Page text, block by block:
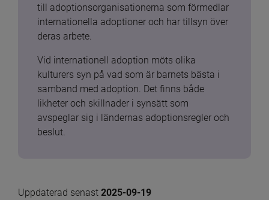
till adoptionsorganisationerna som förmedlar
internationella adoptioner och har tillsyn över
deras arbete.
Vid internationell adoption möts olika
kulturers syn på vad som är barnets bästa i
samband med adoption. Det finns både
likheter och skillnader i synsätt som
avspeglar sig i ländernas adoptionsregler och
beslut.
Uppdaterad senast 2025-09-19